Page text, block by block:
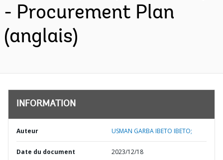
- Procurement Plan
(anglais)
INFORMATION
Auteur USMAN GARBA IBETO IBETO;
Date du document 2023/12/18